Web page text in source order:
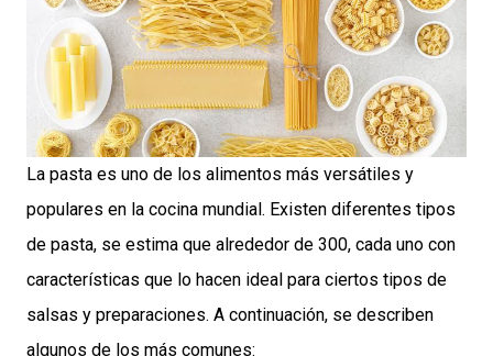
La pasta es uno de los alimentos más versátiles y
populares en la cocina mundial. Existen diferentes tipos
de pasta, se estima que alrededor de 300, cada uno con
características que lo hacen ideal para ciertos tipos de
salsas y preparaciones. A continuación, se describen
algunos de los más comunes: